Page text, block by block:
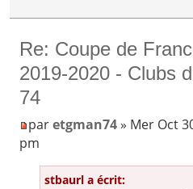
Re: Coupe de
2019-2020 - Clubs
74
paretgman74» Mer Oct
pm
stbaurl a écrit: